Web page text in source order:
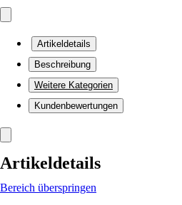
Artikeldetails
Beschreibung
Weitere Kategorien
Kundenbewertungen
Artikeldetails
Bereich überspringen